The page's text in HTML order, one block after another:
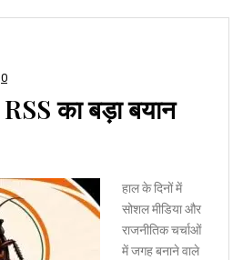
0
RSS का बड़ा बयान
हाल के दिनों में
सोशल मीडिया और
राजनीतिक चर्चाओं
में जगह बनाने वाले